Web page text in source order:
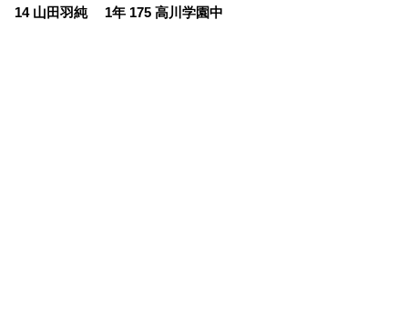
14 山田羽純 1年 175 高川学園中